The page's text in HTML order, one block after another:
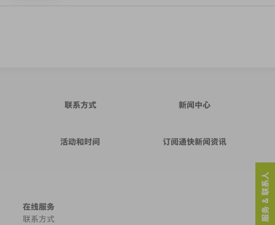
服务 & 联系人
联系方式 新闻中心
活动和时间 订阅通快新闻资讯
在线服务
联系方式